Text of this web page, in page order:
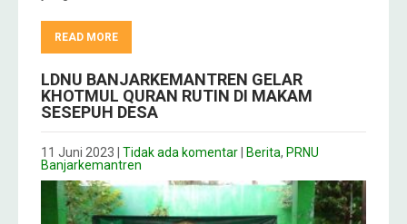
READ MORE
LDNU BANJARKEMANTREN GELAR
KHOTMUL QURAN RUTIN DI MAKAM
SESEPUH DESA
11 Juni 2023 | Tidak ada komentar| Berita, PRNU
Banjarkemantren